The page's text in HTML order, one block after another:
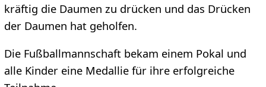
kräftig die Daumen zu drücken und das Drücken
der Daumen hat geholfen.
Die Fußballmannschaft bekam einem Pokal und
alle Kinder eine Medallie für ihre erfolgreiche